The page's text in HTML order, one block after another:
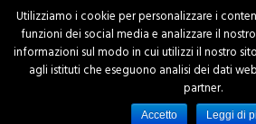
Utilizziamo i cookie per personalizzare i
funzioni dei social media e analizzare il
informazioni sul modo in cui utilizzi il nostro
agli istituti che eseguono analisi dei dati
partner.
Accetto Leggi di